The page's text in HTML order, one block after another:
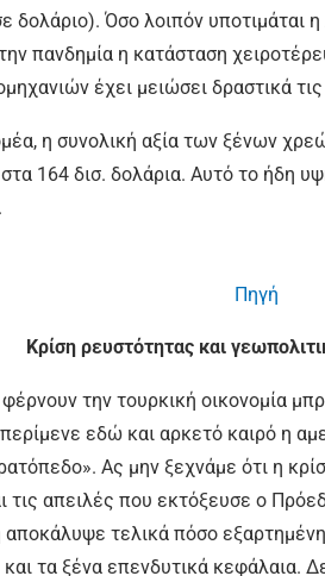
Όσο λοιπόν υποτιμάται η
πανδημία η κατάσταση
έχει μειώσει δραστικά
η συνολική αξία των ξένων
164 δισ. δολάρια. Αυτό το ήδη
Πηγή
Κρίση ρευστότητας και
την τουρκική οικονομία
εδώ και αρκετό καιρό η
Ας μην ξεχνάμε ότι η
τις απειλές που εκτόξευσε ο
τελικά πόσο εξαρτημένη
τα ξένα επενδυτικά κεφάλαια.